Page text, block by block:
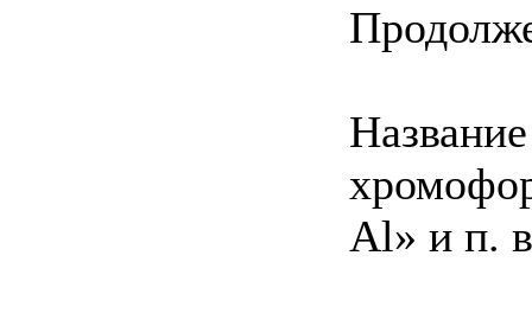
Al» и п.